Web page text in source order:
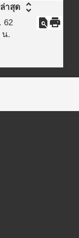
าสุด unfold_more
62
น.
find_in_pageprint